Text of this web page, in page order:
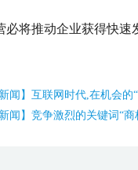
将推动企业获得快速
新闻】互联网时代,在机会的
新闻】竞争激烈的关键词“